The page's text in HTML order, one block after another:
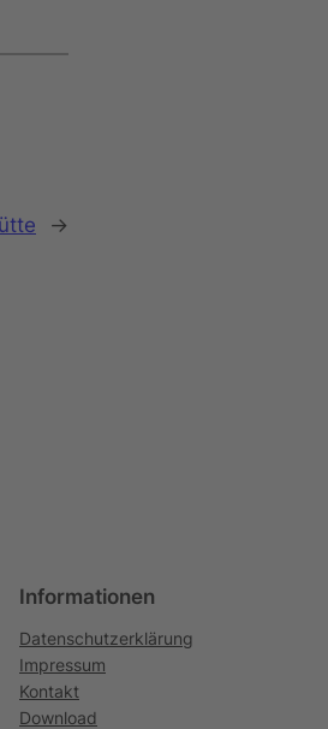
→
Informationen
Datenschutzerklärung
Impressum
Kontakt
Download